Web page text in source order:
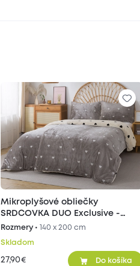
Mikroplyšové obliečky
SRDCOVKA DUO Exclusive -
sivé/béžové
Rozmery • 140 x 200 cm
Skladom
27,90 € Do košíka